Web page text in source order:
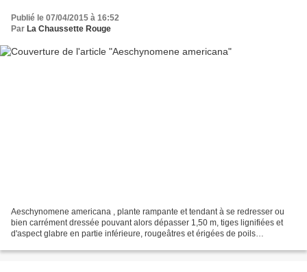
Publié le 07/04/2015 à 16:52
Par La Chaussette Rouge
Aeschynomene americana , plante rampante et tendant à se redresser ou
bien carrément dressée pouvant alors dépasser 1,50 m, tiges lignifiées et
d'aspect glabre en partie inférieure, rougeâtres et érigées de poils